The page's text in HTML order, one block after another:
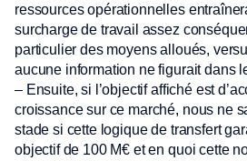
ressources opérationnelles
surcharge de travail assez
particulier des moyens alloués,
aucune information ne figurait dans
– Ensuite, si l’objectif affiché est
croissance sur ce marché, nous ne
stade si cette logique de transfert
objectif de 100 M€ et en quoi cette